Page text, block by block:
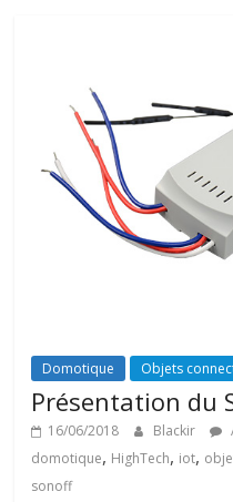
Domotique Objets
Présentation du
16/06/2018 Blackir
domotique, HighTech, iot,
sonoff